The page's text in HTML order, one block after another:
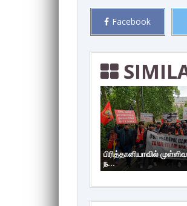
Facebook
பிரித்தானியாவில்
ந...